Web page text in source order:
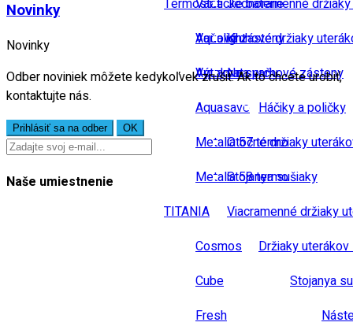
Vane
Vaňové zásteny
Výtoky na vaňu
Termostatické baterie
Aqualight
Aquamat
Aquasave
Metalia 57 termo
Metalia 58 termo
TITANIA
Cosmos
Cube
Fresh
Jednoramenné
Kruhové držiaky
Na sprchové zásteny
Háčiky a poličky
Otočné držiaky
Stojanya sušiaky
Viacramenné držiaky
Držiaky
Stojanya
Novinky
Novinky
Odber noviniek môžete kedykoľvek zrušiť. Ak to chcete urobiť,
kontaktujte nás.
Naše umiestnenie